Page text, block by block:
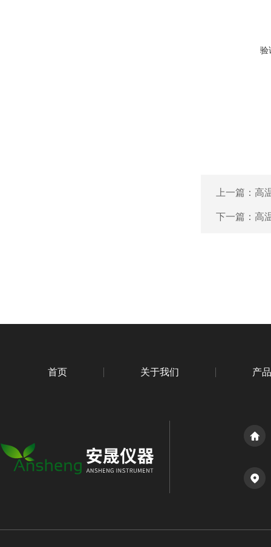
验
上一篇： 高
下一篇： 高
首页 关于我们 产